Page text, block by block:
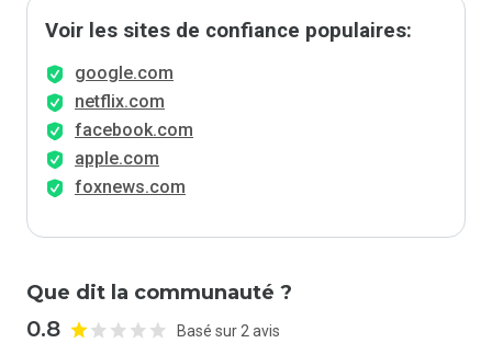
Voir les sites de confiance populaires:
google.com
netflix.com
facebook.com
apple.com
foxnews.com
Que dit la communauté ?
0.8 Basé sur 2 avis